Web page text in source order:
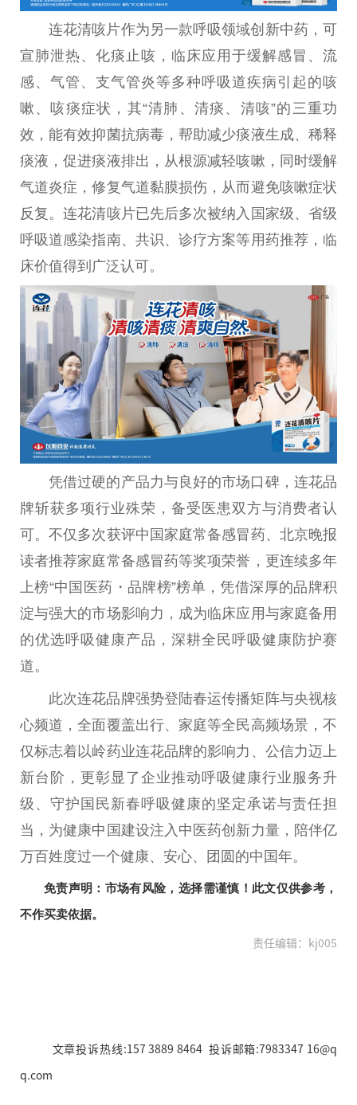
连花清咳片作为另一款呼吸领域创新中药，可
宣肺泄热、化痰止咳，临床应用于缓解感冒、流
感、气管、支气管炎等多种呼吸道疾病引起的咳
嗽、咳痰症状，其“清肺、清痰、清咳”的三重功
效，能有效抑菌抗病毒，帮助减少痰液生成、稀释
痰液，促进痰液排出，从根源减轻咳嗽，同时缓解
气道炎症，修复气道黏膜损伤，从而避免咳嗽症状
反复。连花清咳片已先后多次被纳入国家级、省级
呼吸道感染指南、共识、诊疗方案等用药推荐，临
床价值得到广泛认可。
凭借过硬的产品力与良好的市场口碑，连花品
牌斩获多项行业殊荣，备受医患双方与消费者认
可。不仅多次获评中国家庭常备感冒药、北京晚报
读者推荐家庭常备感冒药等奖项荣誉，更连续多年
上榜“中国医药・品牌榜”榜单，凭借深厚的品牌积
淀与强大的市场影响力，成为临床应用与家庭备用
的优选呼吸健康产品，深耕全民呼吸健康防护赛
道。
此次连花品牌强势登陆春运传播矩阵与央视核
心频道，全面覆盖出行、家庭等全民高频场景，不
仅标志着以岭药业连花品牌的影响力、公信力迈上
新台阶，更彰显了企业推动呼吸健康行业服务升
级、守护国民新春呼吸健康的坚定承诺与责任担
当，为健康中国建设注入中医药创新力量，陪伴亿
万百姓度过一个健康、安心、团圆的中国年。
免责声明：市场有风险，选择需谨慎！此文仅供参考，
不作买卖依据。
责任编辑：kj005
文章投诉热线:157 3889 8464 投诉邮箱:7983347 16@q
q.com